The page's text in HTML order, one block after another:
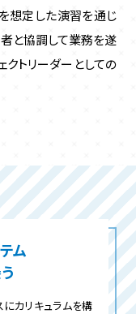
想定した演習を通じ
と協調して業務を遂
トリーダーとしての
ム
カリキュラムを構